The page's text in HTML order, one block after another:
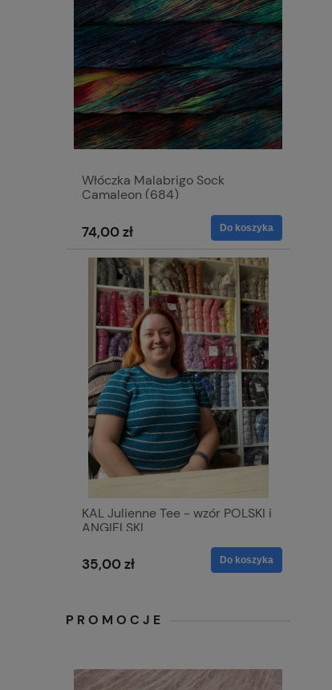
Włóczka Malabrigo Sock
Camaleon (684)
74,00 zł Do koszyka
KAL Julienne Tee - wzór POLSKI i
ANGIELSKI
35,00 zł Do koszyka
PROMOCJE